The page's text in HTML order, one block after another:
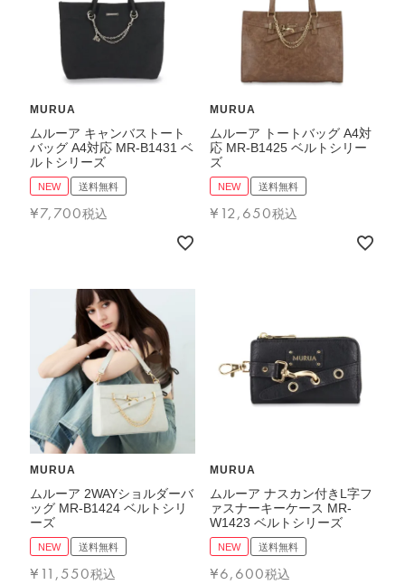
財布・小物
長財布
コンパクト財布
コインケース
トラベルウォレット
名刺入れ・カードケース
キーケース
小物その他
ブランド
MURUA
ムルーア キャンバストート
バッグ A4対応 MR-B1431 ベ
ルトシリーズ
NEW 送料無料
¥7,700税込
MURUA
ムルーア トートバッグ A4対
応 MR-B1425 ベルトシリー
ズ
NEW 送料無料
¥ 12,650税込
MURUA
ムルーア 2WAYショルダーバ
ッグ MR-B1424 ベルトシリ
ーズ
NEW 送料無料
¥ 11,550税込
MURUA
ムルーア ナスカン付きL字フ
ァスナーキーケース MR-
W1423 ベルトシリーズ
NEW 送料無料
¥6,600税込